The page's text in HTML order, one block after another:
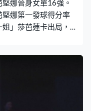
堅娜晉身女單16強。
娜第一發球得分率
」莎芭蓮卡出局，